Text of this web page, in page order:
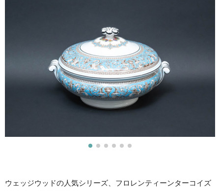
ウェッジウッドの人気シリーズ、フロレンティーンターコイズ